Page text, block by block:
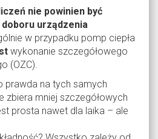
nie powinien być
urządzenia
w przypadku pomp ciepła
wykonanie szczegółowego
(OZC).
prawda na tych samych
zbiera mniej szczegółowych
prosta nawet dla laika – ale